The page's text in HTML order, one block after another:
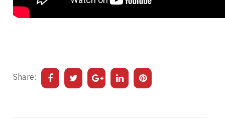
Share: